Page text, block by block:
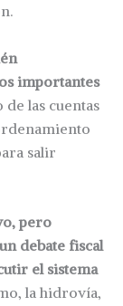
importantes
las cuentas
salir
pero
debate fiscal
el sistema
la hidrovía,